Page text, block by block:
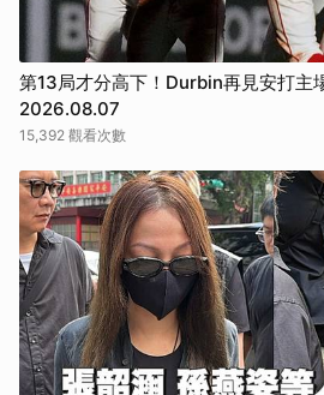
第13局才分高下！Durbin再見安打主
2026.08.07
15,392 觀看次數